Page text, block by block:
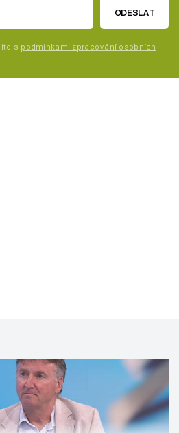
ODESLAT
s podmínkami zpracování osobních